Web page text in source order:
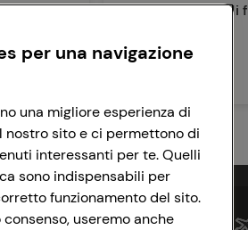
verdure
Insalata tiepida di
per una navigazione
una migliore esperienza di
nostro sito e ci permettono di
interessanti per te. Quelli
sono indispensabili per
funzionamento del sito.
useremo anche